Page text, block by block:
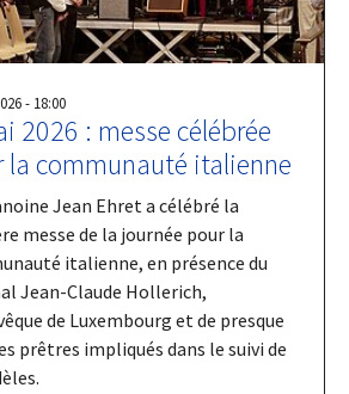
- 18:00
2026 : messe célébrée
la communauté italienne
Jean Ehret a célébré la
messe de la journée pour la
italienne, en présence du
Jean-Claude Hollerich,
de Luxembourg et de presque
prêtres impliqués dans le suivi de